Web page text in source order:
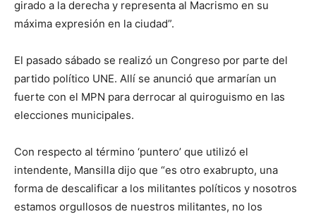
girado a la derecha y representa al Macrismo en su
máxima expresión en la ciudad”.
El pasado sábado se realizó un Congreso por parte del
partido político UNE. Allí se anunció que armarían un
fuerte con el MPN para derrocar al quiroguismo en las
elecciones municipales.
Con respecto al término ‘puntero’ que utilizó el
intendente, Mansilla dijo que “es otro exabrupto, una
forma de descalificar a los militantes políticos y nosotros
estamos orgullosos de nuestros militantes, no los